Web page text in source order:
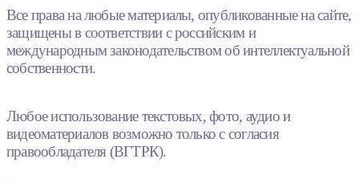
Все права на любые материалы, опубликованные на сайте,
защищены в соответствии с российским и
международным законодательством об интеллектуальной
собственности.
Любое использование текстовых, фото, аудио и
видеоматериалов возможно только с согласия
правообладателя (ВГТРК).